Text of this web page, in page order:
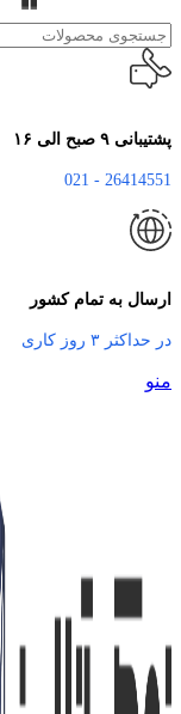
پشتیبانی ۹ صبح الی ۱۶
26414551 - 021
ارسال به تمام کشور
در حداکثر ۳ روز کاری
منو